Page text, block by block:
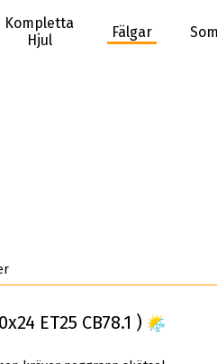
Kompletta
Hjul
Fälgar
ET25 CB78.1 )